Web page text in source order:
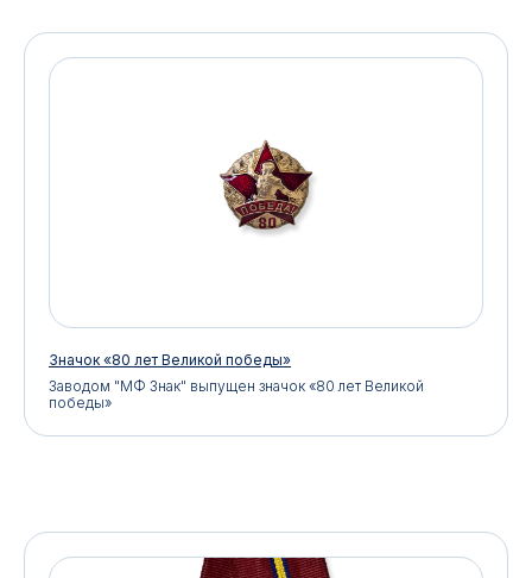
Значок «80 лет Великой победы»
Заводом "МФ Знак" выпущен значок «80 лет Великой
победы»